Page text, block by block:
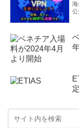
公
定